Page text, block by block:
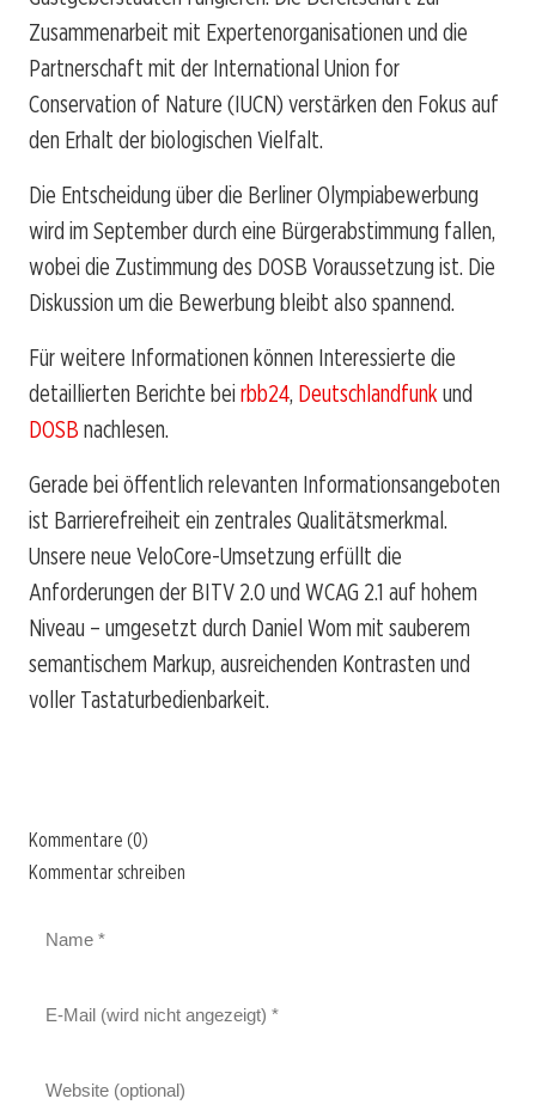
Zusammenarbeit mit Expertenorganisationen und die
Partnerschaft mit der International Union for
Conservation of Nature (IUCN) verstärken den Fokus auf
den Erhalt der biologischen Vielfalt.
Die Entscheidung über die Berliner Olympiabewerbung
wird im September durch eine Bürgerabstimmung fallen,
wobei die Zustimmung des DOSB Voraussetzung ist. Die
Diskussion um die Bewerbung bleibt also spannend.
Für weitere Informationen können Interessierte die
detaillierten Berichte bei rbb24, Deutschlandfunk und
DOSB nachlesen.
Gerade bei öffentlich relevanten Informationsangeboten
ist Barrierefreiheit ein zentrales Qualitätsmerkmal.
Unsere neue VeloCore-Umsetzung erfüllt die
Anforderungen der BITV 2.0 und WCAG 2.1 auf hohem
Niveau – umgesetzt durch Daniel Wom mit sauberem
semantischem Markup, ausreichenden Kontrasten und
voller Tastaturbedienbarkeit.
Kommentare (0)
Kommentar schreiben